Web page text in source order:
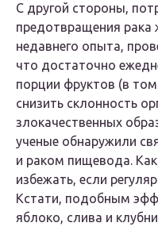
С другой стороны,
предотвращения рака
недавнего опыта,
что достаточно
порции фруктов (в
снизить склонность
злокачественных
ученые обнаружили
и раком пищевода.
избежать, если
Кстати, подобным
яблоко, слива и